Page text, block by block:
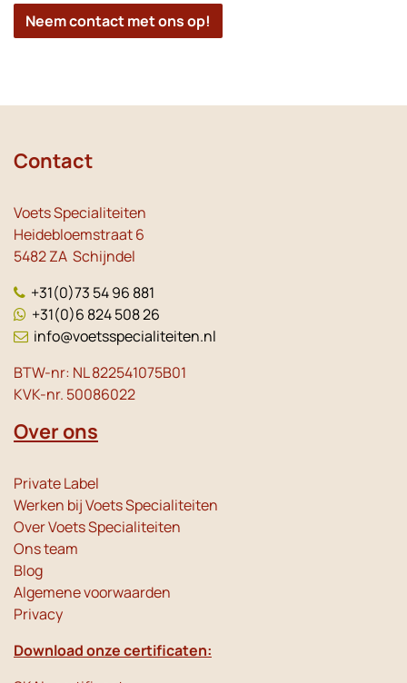
Neem contact met ons op!
Contact
Voets Specialiteiten
Heidebloemstraat 6
5482 ZA Schijndel
+31(0)73 54 96 881
+31(0)6 824 508 26
info@voetsspecialiteiten.nl
BTW-nr: NL 822541075B01
KVK-nr. 50086022
Over ons
Private Label
Werken bij Voets Specialiteiten
Over Voets Specialiteiten
Ons team
Blog
Algemene voorwaarden
Privacy
Download onze certificaten: